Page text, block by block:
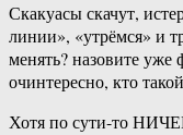
Скакуасы скачут,
линии», «утрёмся» и
менять? назовите
очинтересно, кто
Хотя по сути-то